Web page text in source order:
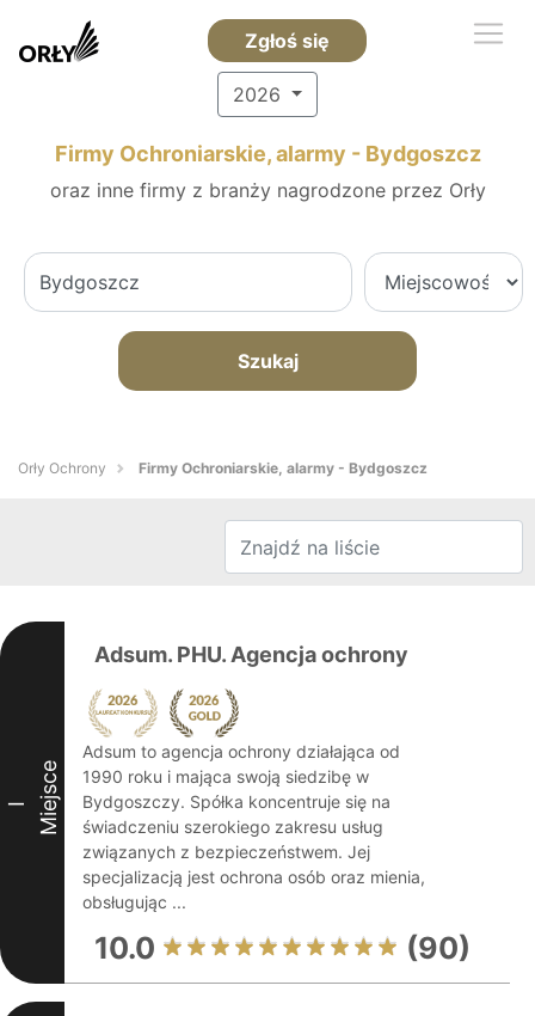
Zgłoś się
2026
Firmy Ochroniarskie, alarmy - Bydgoszcz
oraz inne firmy z branży nagrodzone przez Orły
Szukaj
Orły Ochrony Firmy Ochroniarskie, alarmy - Bydgoszcz
I Miejsce
Adsum. PHU. Agencja ochrony
Adsum to agencja ochrony działająca od
1990 roku i mająca swoją siedzibę w
Bydgoszczy. Spółka koncentruje się na
świadczeniu szerokiego zakresu usług
związanych z bezpieczeństwem. Jej
specjalizacją jest ochrona osób oraz mienia,
obsługując ...
10.0 (90)